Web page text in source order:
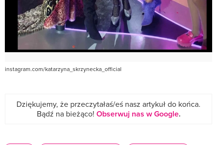
instagram.com/katarzyna_skrzynecka_official
Dziękujemy, że przeczytałaś/eś nasz artykuł do końca.
Bądź na bieżąco! Obserwuj nas w Google.